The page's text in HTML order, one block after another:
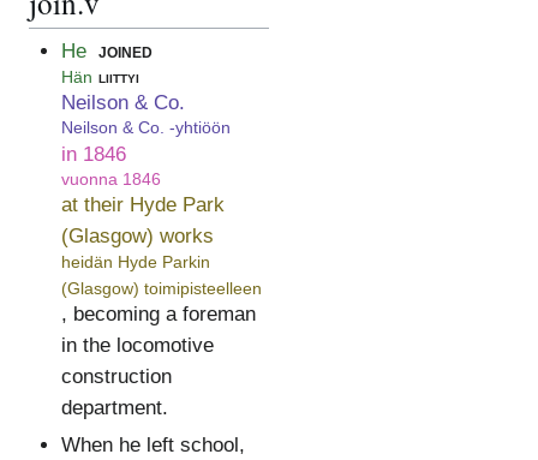
He
Hän
joined
liittyi
Neilson & Co.
Neilson & Co. -yhtiöön
in 1846
vuonna 1846
at their Hyde Park
(Glasgow) works
heidän Hyde Parkin
(Glasgow) toimipisteelleen
, becoming a foreman
in the locomotive
construction
department.
When he left school,